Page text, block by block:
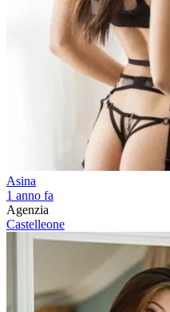
Asina
1 anno fa
Agenzia
Castelleone